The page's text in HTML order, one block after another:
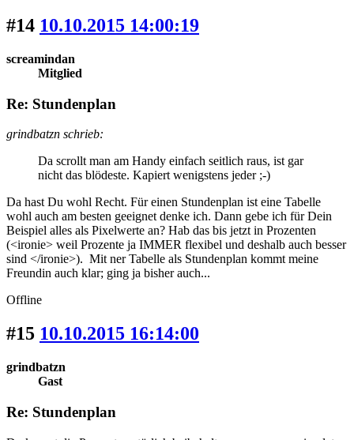
#14 10.10.2015 14:00:19
screamindan
Mitglied
Re: Stundenplan
grindbatzn schrieb:
Da scrollt man am Handy einfach seitlich raus, ist gar
nicht das blödeste. Kapiert wenigstens jeder ;-)
Da hast Du wohl Recht. Für einen Stundenplan ist eine Tabelle
wohl auch am besten geeignet denke ich. Dann gebe ich für Dein
Beispiel alles als Pixelwerte an? Hab das bis jetzt in Prozenten
(<ironie> weil Prozente ja IMMER flexibel und deshalb auch besser
sind </ironie>). Mit ner Tabelle als Stundenplan kommt meine
Freundin auch klar; ging ja bisher auch...
Offline
#15 10.10.2015 16:14:00
grindbatzn
Gast
Re: Stundenplan